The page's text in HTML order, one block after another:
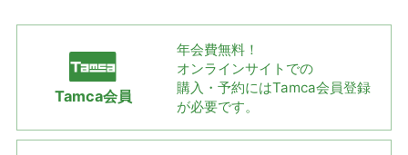
Tamca会員
年会費無料！
オンラインサイトでの
購入・予約にはTamca会員登録
が必要です。